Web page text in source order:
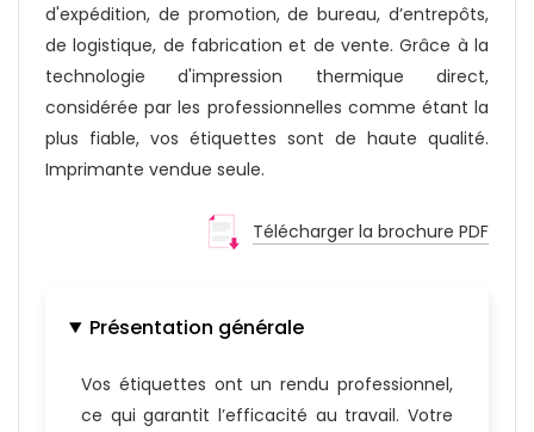
d'expédition, de promotion, de bureau, d’entrepôts,
de logistique, de fabrication et de vente. Grâce à la
technologie d'impression thermique direct,
considérée par les professionnelles comme étant la
plus fiable, vos étiquettes sont de haute qualité.
Imprimante vendue seule.
Télécharger la brochure PDF
Présentation générale
Vos étiquettes ont un rendu professionnel,
ce qui garantit l’efficacité au travail. Votre